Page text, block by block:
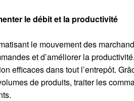
le débit et la productivité
le mouvement des
et d’améliorer la
efficaces dans tout l’entrepôt.
de produits, traiter les